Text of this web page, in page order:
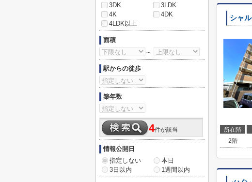
シャ
所在階
2階
3DK
3LDK
4K
4DK
4LDK以上
面積
～
駅からの徒歩
築年数
4件が該当
情報公開日
指定しない
本日
3日以内
1週間以内